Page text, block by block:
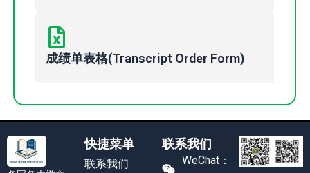
成绩单表格(Transcript Order Form)
快捷菜单
联系我们
联系我们
WeChat：